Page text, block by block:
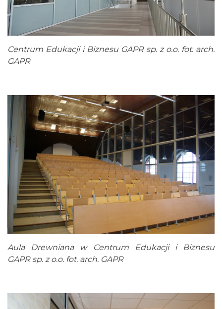
Centrum Edukacji i Biznesu GAPR sp. z o.o. fot. arch.
GAPR
Aula Drewniana w Centrum Edukacji i Biznesu
GAPR sp. z o.o. fot. arch. GAPR